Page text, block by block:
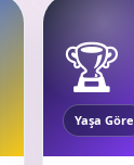
🏆
Yaşa Göre